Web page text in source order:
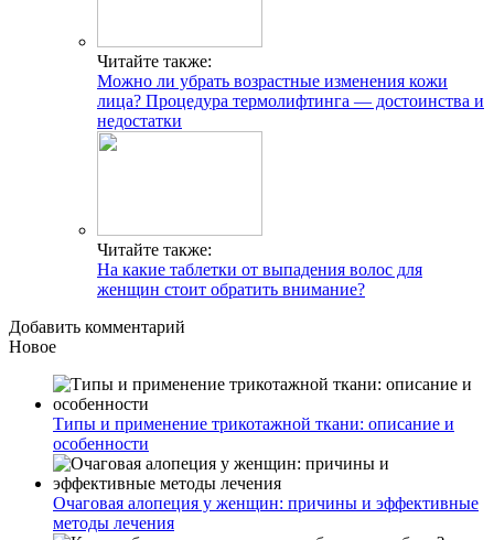
Читайте также:
Можно ли убрать возрастные изменения кожи
лица? Процедура термолифтинга — достоинства и
недостатки
Читайте также:
На какие таблетки от выпадения волос для
женщин стоит обратить внимание?
Добавить комментарий
Новое
Типы и применение трикотажной ткани: описание и
особенности
Очаговая алопеция у женщин: причины и эффективные
методы лечения